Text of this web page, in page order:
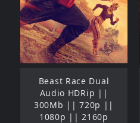
Beast Race Dual
Audio HDRip ||
300Mb || 720p ||
1080p || 2160p